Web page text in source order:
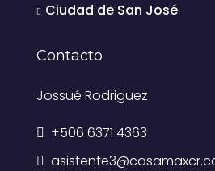
Ciudad de San José
Contacto
Jossué Rodriguez
+506 6371 4363